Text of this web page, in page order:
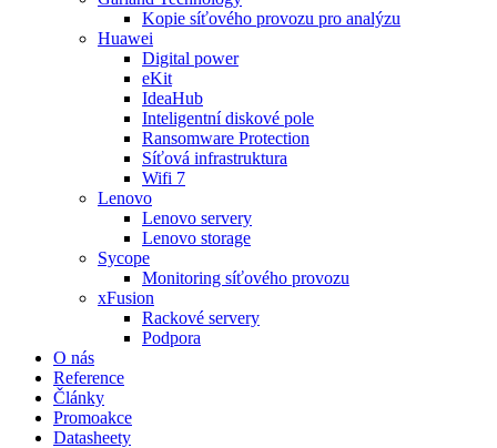
Kopie síťového provozu pro analýzu
Huawei
Digital power
eKit
IdeaHub
Inteligentní diskové pole
Ransomware Protection
Síťová infrastruktura
Wifi 7
Lenovo
Lenovo servery
Lenovo storage
Sycope
Monitoring síťového provozu
xFusion
Rackové servery
Podpora
O nás
Reference
Články
Promoakce
Datasheety